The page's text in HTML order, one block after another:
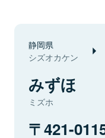
静岡県
シズオカケン
みずほ
ミズホ
421-